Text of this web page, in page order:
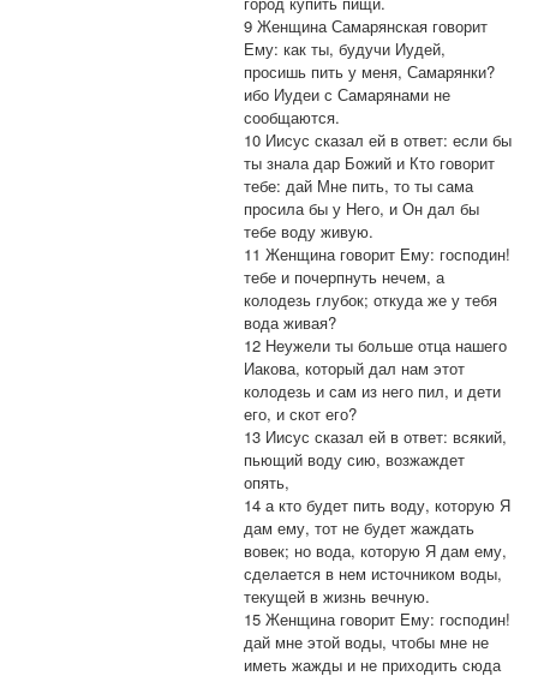
9 Женщина Самарянская говорит
Ему: как ты, будучи Иудей,
просишь пить у меня, Самарянки?
ибо Иудеи с Самарянами не
сообщаются.
10 Иисус сказал ей в ответ: если бы
ты знала дар Божий и Кто говорит
тебе: дай Мне пить, то ты сама
просила бы у Него, и Он дал бы
тебе воду живую.
11 Женщина говорит Ему: господин!
тебе и почерпнуть нечем, а
колодезь глубок; откуда же у тебя
вода живая?
12 Неужели ты больше отца нашего
Иакова, который дал нам этот
колодезь и сам из него пил, и дети
его, и скот его?
13 Иисус сказал ей в ответ: всякий,
пьющий воду сию, возжаждет
опять,
14 а кто будет пить воду, которую Я
дам ему, тот не будет жаждать
вовек; но вода, которую Я дам ему,
сделается в нем источником воды,
текущей в жизнь вечную.
15 Женщина говорит Ему: господин!
дай мне этой воды, чтобы мне не
иметь жажды и не приходить сюда